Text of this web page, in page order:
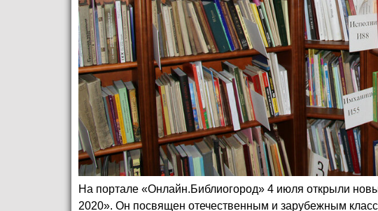
На портале «Онлайн.Библиогород» 4 июля открыли
2020». Он посвящен отечественным и зарубежным